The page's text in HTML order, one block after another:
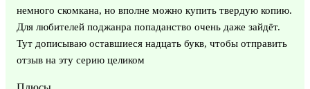
немного скомкана, но вполне можно купить твердую копию.
Для любителей поджанра попаданство очень даже зайдёт.
Тут дописываю оставшиеся надцать букв, чтобы отправить
отзыв на эту серию целиком